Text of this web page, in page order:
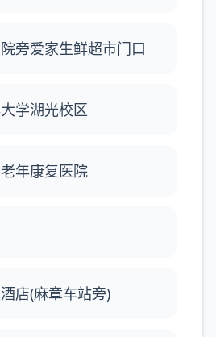
旁爱家生鲜超市门口
学湖光校区
年康复医院
店(麻章车站旁)